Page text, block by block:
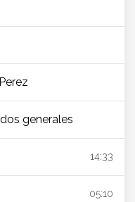
generales
14:33
05:10